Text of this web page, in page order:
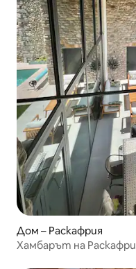
Дом – Раскафрия
Хамбарът на